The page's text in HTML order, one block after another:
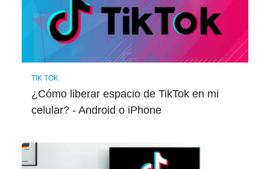
TIK TOK
¿Cómo liberar espacio de TikTok en mi
celular? - Android o iPhone